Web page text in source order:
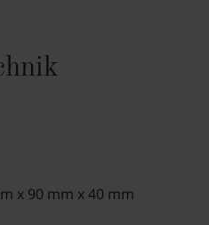
x 90 mm x 40 mm